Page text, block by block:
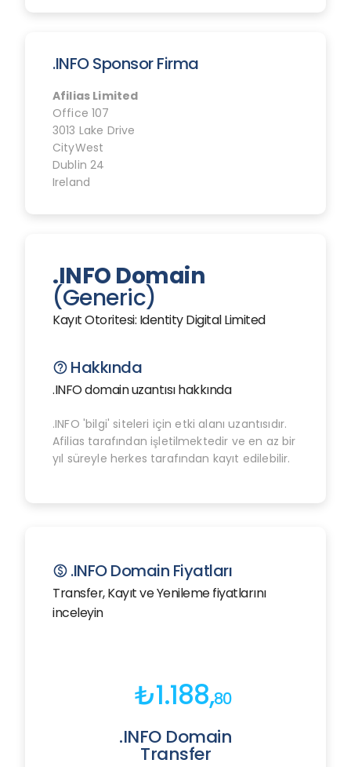
.INFO Domain
(Generic)
Kayıt Otoritesi: Identity Digital Limited
help_outline Hakkında
.INFO domain uzantısı hakkında
.INFO 'bilgi' siteleri için etki alanı uzantısıdır.
Afilias tarafından işletilmektedir ve en az bir
yıl süreyle herkes tarafından kayıt edilebilir.
paid .INFO Domain Fiyatları
Transfer, Kayıt ve Yenileme fiyatlarını
inceleyin
₺1.188,80
.INFO Domain
Transfer
.INFO Sponsor Firma
Afilias Limited
Office 107
3013 Lake Drive
CityWest
Dublin 24
Ireland